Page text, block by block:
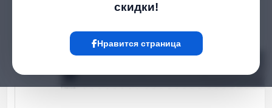
скидки!
Нравится страница